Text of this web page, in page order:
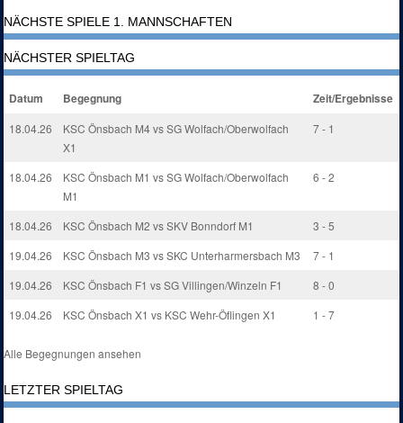
NÄCHSTE SPIELE 1. MANNSCHAFTEN
NÄCHSTER SPIELTAG
Datum Begegnung Zeit/Ergebnisse
18.04.26
KSC Önsbach M4 vs SG Wolfach/Oberwolfach
X1
7 - 1
18.04.26
KSC Önsbach M1 vs SG Wolfach/Oberwolfach
M1
6 - 2
18.04.26 KSC Önsbach M2 vs SKV Bonndorf M1
3 - 5
19.04.26
KSC Önsbach M3 vs SKC Unterharmersbach M3
7 - 1
19.04.26
KSC Önsbach F1 vs SG Villingen/Winzeln F1
8 - 0
19.04.26
KSC Önsbach X1 vs KSC Wehr-Öflingen X1 1 - 7
Alle Begegnungen ansehen
LETZTER SPIELTAG